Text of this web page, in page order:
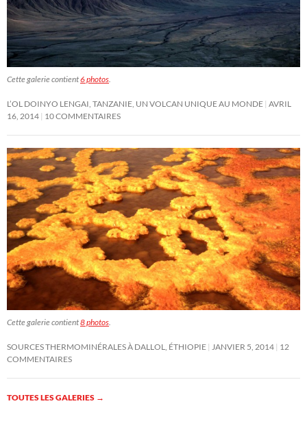
Cette galerie contient6 photos.
L’OL DOINYO LENGAI, TANZANIE, UN VOLCAN UNIQUE AU MONDE AVRIL
16, 2014 10 COMMENTAIRES
Cette galerie contient8 photos.
SOURCES THERMOMINÉRALES À DALLOL, ÉTHIOPIE JANVIER 5, 2014 12
COMMENTAIRES
TOUTES LES GALERIES →